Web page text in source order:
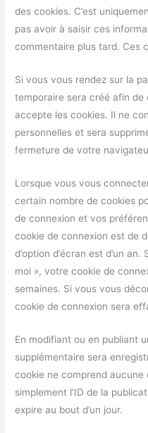
des cookies. C’est
pas avoir à saisir ces
commentaire plus tard. Ces
Si vous vous rendez sur la
temporaire sera créé afin
accepte les cookies. Il ne
personnelles et sera
fermeture de votre
Lorsque vous vous
certain nombre de cookies
de connexion et vos
cookie de connexion est de
d’option d’écran est d’un
moi », votre cookie de
semaines. Si vous vous
cookie de connexion sera
En modifiant ou en publiant
supplémentaire sera
cookie ne comprend aucune
simplement l’ID de la
expire au bout d’un jour.